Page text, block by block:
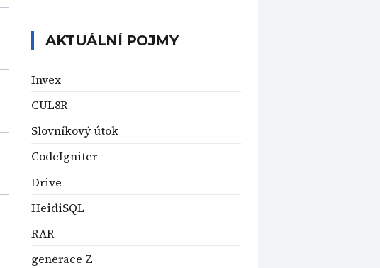
AKTUÁLNÍ POJMY
Invex
CUL8R
Slovníkový útok
CodeIgniter
Drive
HeidiSQL
RAR
generace Z